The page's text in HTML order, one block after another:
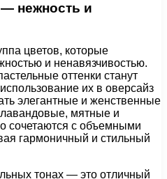
нежность и
цветов, которые
и ненавязчивостью.
оттенки станут
их в оверсайз
элегантные и женственные
мятные и
сочетаются с объемными
гармоничный и стильный
тонах — это отличный